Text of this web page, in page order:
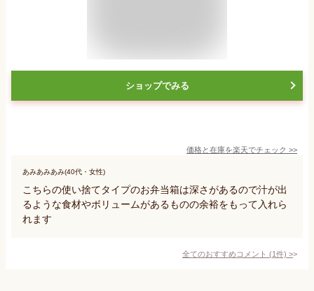
ショップでみる
価格と在庫を楽天でチェック >>
あみあみあみ(40代・女性)
こちらの使い捨てタイプのお弁当箱は深さがあるので汁が出
るような食材やボリュームがあるものの余裕をもって入れら
れます
全てのおすすめコメント (1件) >